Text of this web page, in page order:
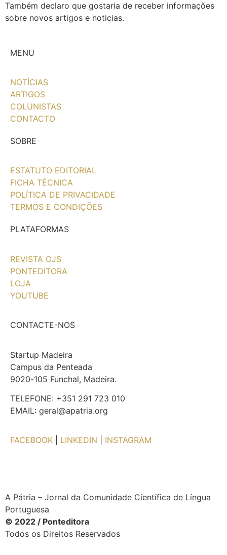
Também declaro que gostaria de receber informações
sobre novos artigos e noticias.
MENU
NOTÍCIAS
ARTIGOS
COLUNISTAS
CONTACTO
SOBRE
ESTATUTO EDITORIAL
FICHA TÉCNICA
POLÍTICA DE PRIVACIDADE
TERMOS E CONDIÇÕES
PLATAFORMAS
REVISTA OJS
PONTEDITORA
LOJA
YOUTUBE
CONTACTE-NOS
Startup Madeira
Campus da Penteada
9020-105 Funchal, Madeira.
TELEFONE: +351 291 723 010
EMAIL: geral@apatria.org
FACEBOOK LINKEDIN INSTAGRAM
A Pátria – Jornal da Comunidade Científica de Língua
Portuguesa
© 2022 / Ponteditora
Todos os Direitos Reservados